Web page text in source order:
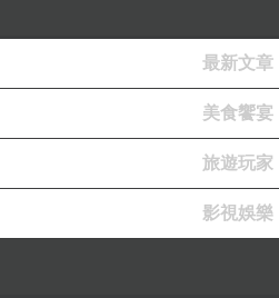
最新文章
美食饗宴
旅遊玩家
影視娛樂